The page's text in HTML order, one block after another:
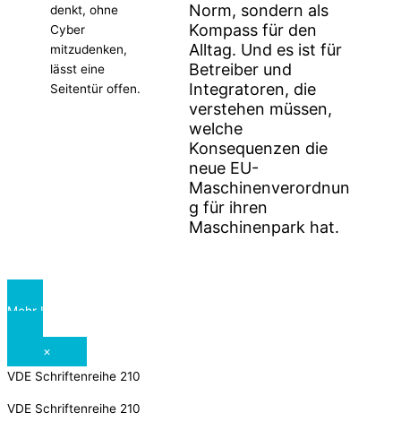
denkt, ohne
Cyber
mitzudenken,
lässt eine
Seitentür offen.
Norm, sondern als
Kompass für den
Alltag. Und es ist für
Betreiber und
Integratoren, die
verstehen müssen,
welche
Konsequenzen die
neue EU-
Maschinenverordnun
g für ihren
Maschinenpark hat.
Mehr Informationen
×
VDE Schriftenreihe 210
VDE Schriftenreihe 210